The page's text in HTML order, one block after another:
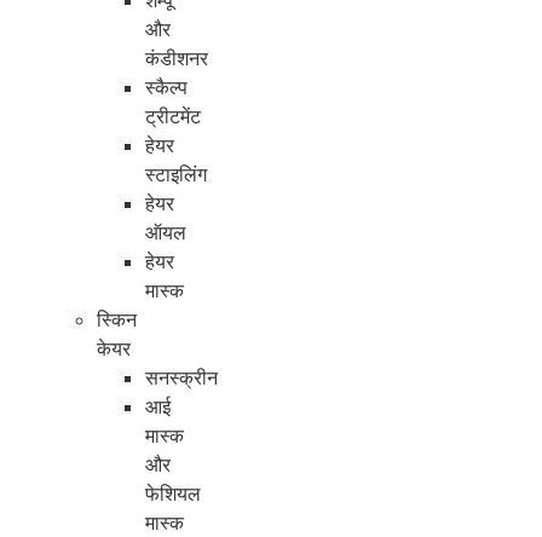
और
कंडीशनर
स्कैल्प
ट्रीटमेंट
हेयर
स्टाइलिंग
हेयर
ऑयल
हेयर
मास्क
स्किन
केयर
सनस्क्रीन
आई
मास्क
और
फेशियल
मास्क